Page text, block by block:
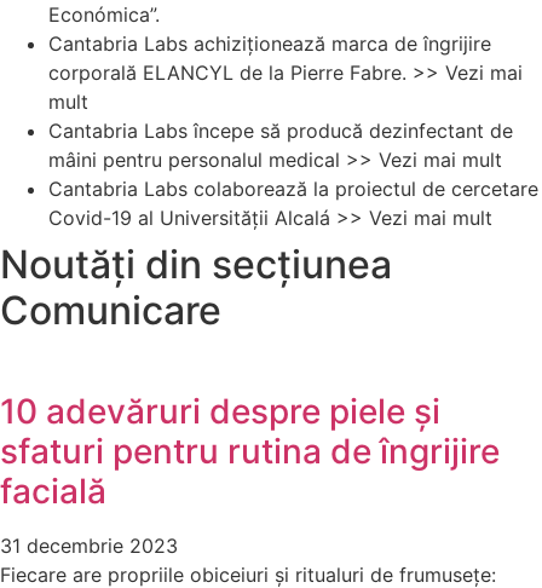
Económica”.
Cantabria Labs achiziționează marca de îngrijire
corporală ELANCYL de la Pierre Fabre. >> Vezi mai
mult
Cantabria Labs începe să producă dezinfectant de
mâini pentru personalul medical >> Vezi mai mult
Cantabria Labs colaborează la proiectul de cercetare
Covid-19 al Universității Alcalá >> Vezi mai mult
Noutăți din secțiunea
Comunicare
10 adevăruri despre piele și
sfaturi pentru rutina de îngrijire
facială
31 decembrie 2023
Fiecare are propriile obiceiuri și ritualuri de frumusețe: